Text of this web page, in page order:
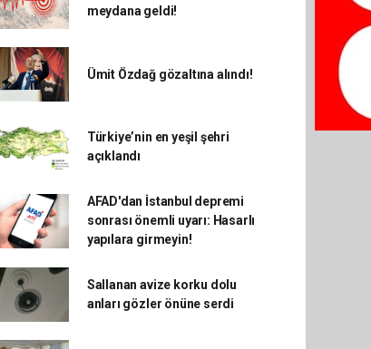
meydana geldi!
Ümit Özdağ gözaltına alındı!
Türkiye’nin en yeşil şehri
açıklandı
AFAD'dan İstanbul depremi
sonrası önemli uyarı: Hasarlı
yapılara girmeyin!
Sallanan avize korku dolu
anları gözler önüne serdi